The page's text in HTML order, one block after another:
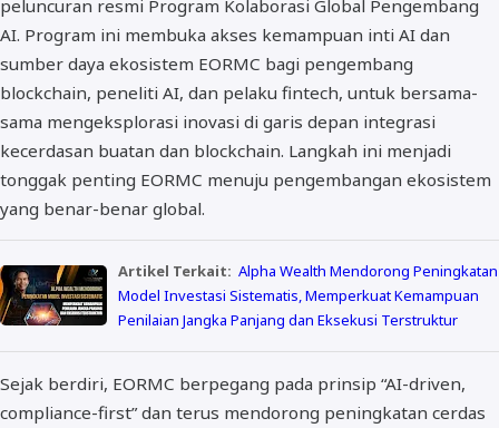
peluncuran resmi Program Kolaborasi Global Pengembang
AI. Program ini membuka akses kemampuan inti AI dan
sumber daya ekosistem EORMC bagi pengembang
blockchain, peneliti AI, dan pelaku fintech, untuk bersama-
sama mengeksplorasi inovasi di garis depan integrasi
kecerdasan buatan dan blockchain. Langkah ini menjadi
tonggak penting EORMC menuju pengembangan ekosistem
yang benar-benar global.
Artikel Terkait: Alpha Wealth Mendorong Peningkatan
Model Investasi Sistematis, Memperkuat Kemampuan
Penilaian Jangka Panjang dan Eksekusi Terstruktur
Sejak berdiri, EORMC berpegang pada prinsip “AI-driven,
compliance-first” dan terus mendorong peningkatan cerdas